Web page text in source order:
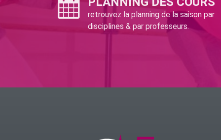
retrouvez la planning de la saison par
disciplines & par professeurs.